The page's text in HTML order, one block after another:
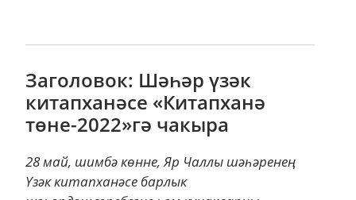
Заголовок: Шәһәр үзәк
китапханәсе «Китапханә
төне-2022»гә чакыра
28 май, шимбә көнне, Яр Чаллы шәһәренең
Үзәк китапханәсе барлык